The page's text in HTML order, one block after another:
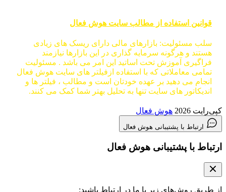
قوانین استفاده از مطالب سایت هوش فعال
سلب مسئولیت: بازارهای مالی دارای ریسک های زیادی
هستند و هرگونه سرمایه گذاری در این بازارها نیازمند
فراگیری آموزش تحت اساتید این امر می باشد . مسئولیت
تمامی معاملاتی که با استفاده ازفیلتر های سایت هوش فعال
انجام می دهید بر عهده خودتان است و مطالب ، فیلتر ها و
اندیکاتور های سایت تنها به تحلیل بهتر شما کمک می کنند.
کپی‌رایت 2026 هوش فعال
ارتباط با پشتیبانی هوش فعال
ارتباط با پشتیبانی هوش فعال
از طریق روش‌های زیر با ما در ارتباط باشید: